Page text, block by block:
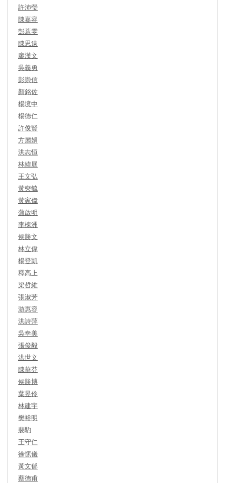
許沛瑩
陳嘉容
彭薏雯
陳思遠
廖漢文
吳義勇
彭崇信
顏銘佐
楊境中
楊德仁
許俊賢
方麗娟
洪志恒
林緯展
王文弘
黃奭毓
黃家偉
蒲啟明
李棟洲
侯勝文
林立偉
楊登凱
釋高上
梁哲維
張淑芳
游惠容
洪詩萍
吳幸美
張俊毅
洪世文
陳華芬
侯勝博
葉昱伶
林建宇
樊裕明
裴馰
王守仁
徐愫儀
黃文郁
蔡德甫